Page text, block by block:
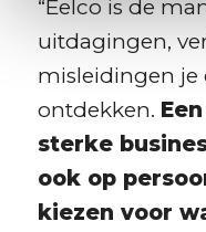
“Eelco is de
uitdagingen,
misleidingen je
ontdekken.
sterke
ook op
kiezen voor